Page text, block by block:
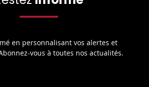
en personnalisant vos alertes et
vous à toutes nos actualités.